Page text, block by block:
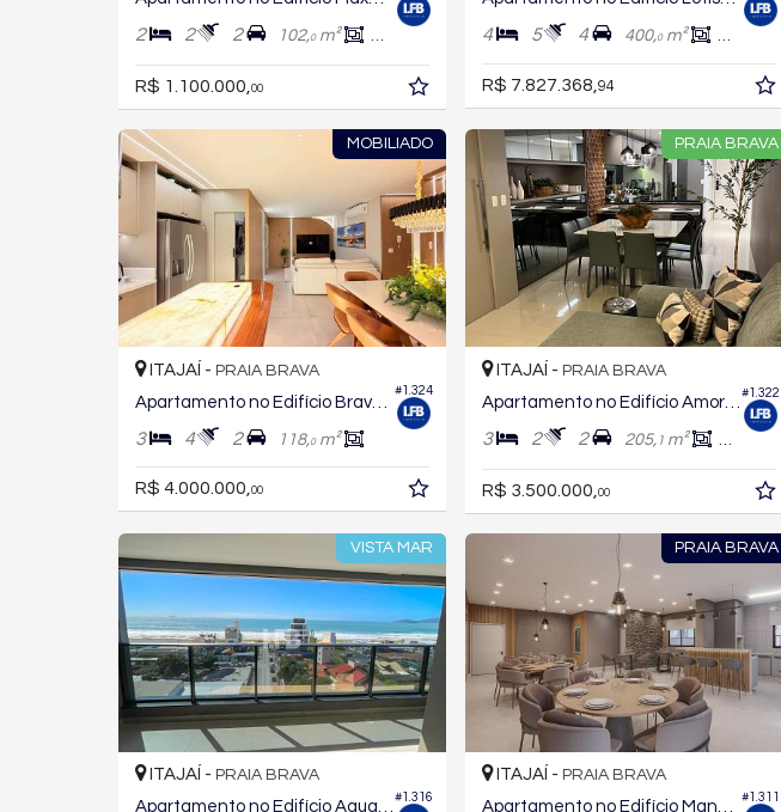
2 2 2 102,0m² 74,
R$ 1.100.000, 00
4 5 4 400,0m² 218,
R$ 7.827.368, 94
MOBILIADO
#1.324
ITAJAÍ - PRAIA BRAVA
Apartamento no Edifício Brava Garden
3 4 2 118,0m²
R$ 4.000.000, 00
PRAIA BRAVA
#1.322
ITAJAÍ - PRAIA BRAVA
Apartamento no Edifício Amores da Brava
3 2 2 205, 1 m² 111,
R$ 3.500.000, 00
VISTA MAR
#1.316
ITAJAÍ - PRAIA BRAVA
PRAIA BRAVA
#1.311
ITAJAÍ - PRAIA BRAVA